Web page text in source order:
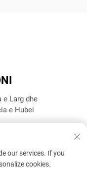
e Larg dhe
e Hubei
our services. If you
cookies.